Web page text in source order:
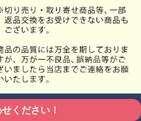
ください！